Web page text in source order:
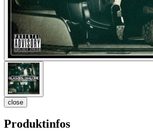
close
Produktinfos